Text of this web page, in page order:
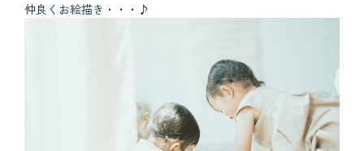
仲良くお絵描き・・・♪